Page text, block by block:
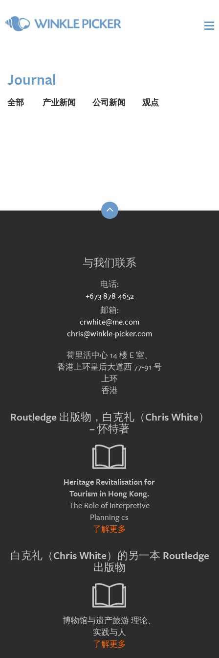
Journal
全部 产业新闻 公司新闻 观点
与我们联系
电话:
+673 878 4652
邮箱:
crwhite@me.com
chris@winkle-picker.com
荷里活中心 14 楼 E 室、
香港上环皇后大道西 77-91 号
上环
香港
Routledge 出版物，白克礼（Chris White）
– 怀特著
Heritage Revitalisation for
Tourism in Hong Kong.
The Role of Interpretive
Planning cs
了解更多
白克礼（Chris White）的另一本 Routledge
出版物
博物馆与遗产旅游 理论、
实践与人
了解更多